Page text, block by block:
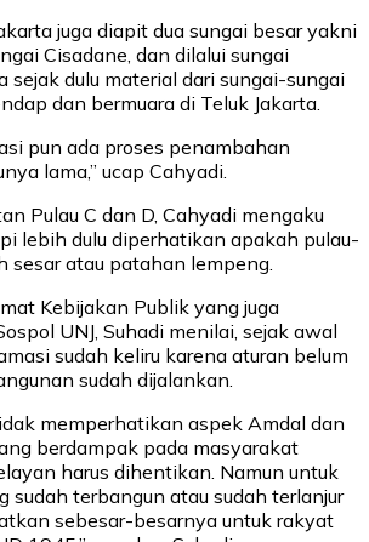
juga diapit dua sungai besar yakni
Cisadane, dan dilalui sungai
sejak dulu material dari sungai-sungai
dan bermuara di Teluk Jakarta.
pun ada proses penambahan
lama,” ucap Cahyadi.
Pulau C dan D, Cahyadi mengaku
lebih dulu diperhatikan apakah pulau-
sesar atau patahan lempeng.
Kebijakan Publik yang juga
UNJ, Suhadi menilai, sejak awal
sudah keliru karena aturan belum
sudah dijalankan.
memperhatikan aspek Amdal dan
berdampak pada masyarakat
harus dihentikan. Namun untuk
sudah terbangun atau sudah terlanjur
sebesar-besarnya untuk rakyat